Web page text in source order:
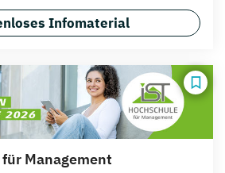
Infomaterial
Management